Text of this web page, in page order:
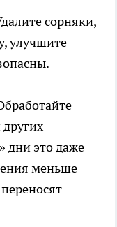
сорняки,
улучшите
других
дни это даже
меньше